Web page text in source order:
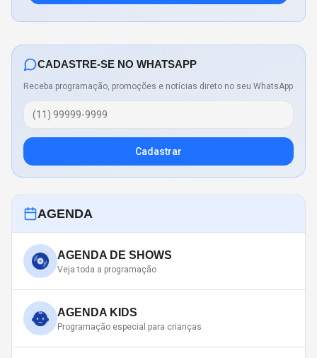
CADASTRE-SE NO WHATSAPP
Receba programação, promoções e notícias direto no seu WhatsApp
Cadastrar
AGENDA
AGENDA DE SHOWS
Veja toda a programação
AGENDA KIDS
Programação especial para crianças